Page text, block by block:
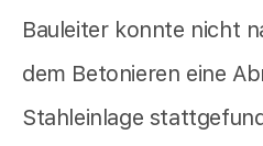
Bauleiter konnte nicht
dem Betonieren eine
Stahleinlage